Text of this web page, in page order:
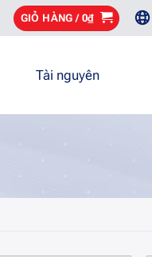
GIỎ HÀNG / 0₫
Tài nguyên